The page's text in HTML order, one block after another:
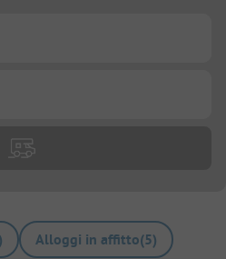
) Alloggi in affitto(5)